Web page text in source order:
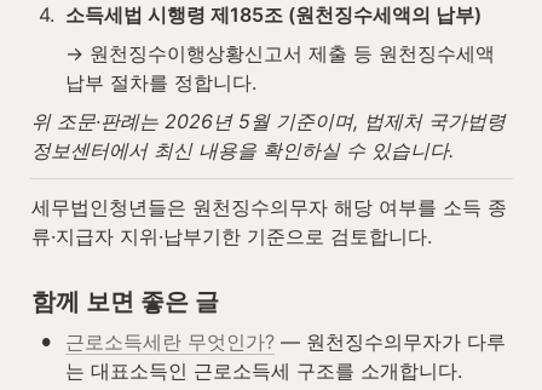
4. 소득세법 시행령 제185조 (원천징수세액의 납부)
→ 원천징수이행상황신고서 제출 등 원천징수세액
납부 절차를 정합니다.
위 조문·판례는 2026년 5월 기준이며, 법제처 국가법령
정보센터에서 최신 내용을 확인하실 수 있습니다.
세무법인청년들은 원천징수의무자 해당 여부를 소득 종
류·지급자 지위·납부기한 기준으로 검토합니다.
함께 보면 좋은 글
• 근로소득세란 무엇인가? — 원천징수의무자가 다루
는 대표소득인 근로소득세 구조를 소개합니다.